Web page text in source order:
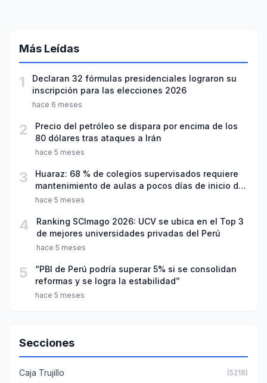
Más Leídas
1
Declaran 32 fórmulas presidenciales lograron su
inscripción para las elecciones 2026
hace 6 meses
2
Precio del petróleo se dispara por encima de los
80 dólares tras ataques a Irán
hace 5 meses
3
Huaraz: 68 % de colegios supervisados requiere
mantenimiento de aulas a pocos días de inicio del
año escolar 2026
hace 5 meses
4
Ranking SCImago 2026: UCV se ubica en el Top 3
de mejores universidades privadas del Perú
hace 5 meses
5
“PBI de Perú podría superar 5% si se consolidan
reformas y se logra la estabilidad”
hace 5 meses
Secciones
Caja Trujillo (5218)